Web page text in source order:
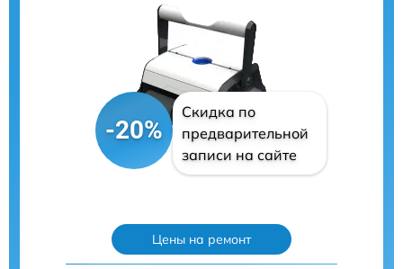
-20%
Скидка по
предварительной
записи на сайте
Цены на ремонт